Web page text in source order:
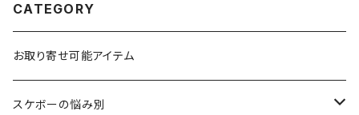
CATEGORY
お取り寄せ可能アイテム
スケボーの悩み別